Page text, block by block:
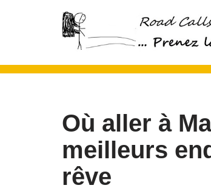
contenu
Où aller à
meilleurs
rêve